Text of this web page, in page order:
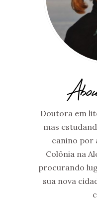
Doutora em
mas
canino por
Colônia na
procurando
sua nova